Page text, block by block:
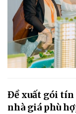
Đề xuất gói tín
nhà giá phù